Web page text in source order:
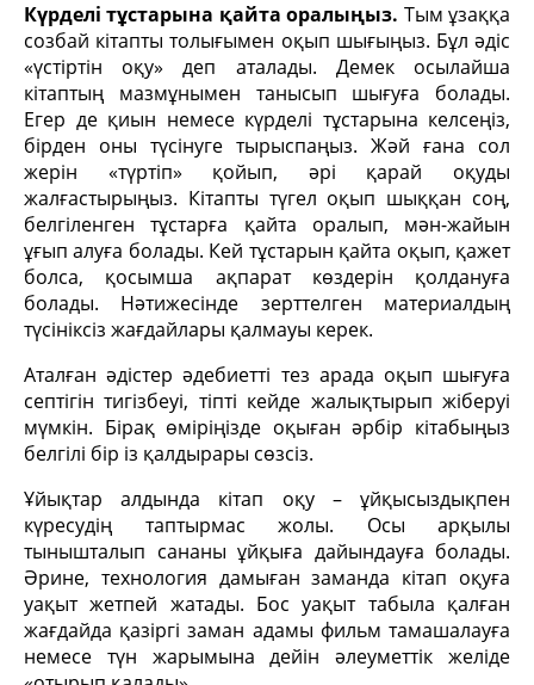
Күрделі тұстарына қайта оралыңыз. Тым ұзаққа
созбай кітапты толығымен оқып шығыңыз. Бұл әдіс
«үстіртін оқу» деп аталады. Демек осылайша
кітаптың мазмұнымен танысып шығуға болады.
Егер де қиын немесе күрделі тұстарына келсеңіз,
бірден оны түсінуге тырыспаңыз. Жәй ғана сол
жерін «түртіп» қойып, әрі қарай оқуды
жалғастырыңыз. Кітапты түгел оқып шыққан соң,
белгіленген тұстарға қайта оралып, мән-жайын
ұғып алуға болады. Кей тұстарын қайта оқып, қажет
болса, қосымша ақпарат көздерін қолдануға
болады. Нәтижесінде зерттелген материалдың
түсініксіз жағдайлары қалмауы керек.
Аталған әдістер әдебиетті тез арада оқып шығуға
септігін тигізбеуі, тіпті кейде жалықтырып жіберуі
мүмкін. Бірақ өміріңізде оқыған әрбір кітабыңыз
белгілі бір із қалдырары сөзсіз.
Ұйықтар алдында кітап оқу – ұйқысыздықпен
күресудің таптырмас жолы. Осы арқылы
тынышталып сананы ұйқыға дайындауға болады.
Әрине, технология дамыған заманда кітап оқуға
уақыт жетпей жатады. Бос уақыт табыла қалған
жағдайда қазіргі заман адамы фильм тамашалауға
немесе түн жарымына дейін әлеуметтік желіде